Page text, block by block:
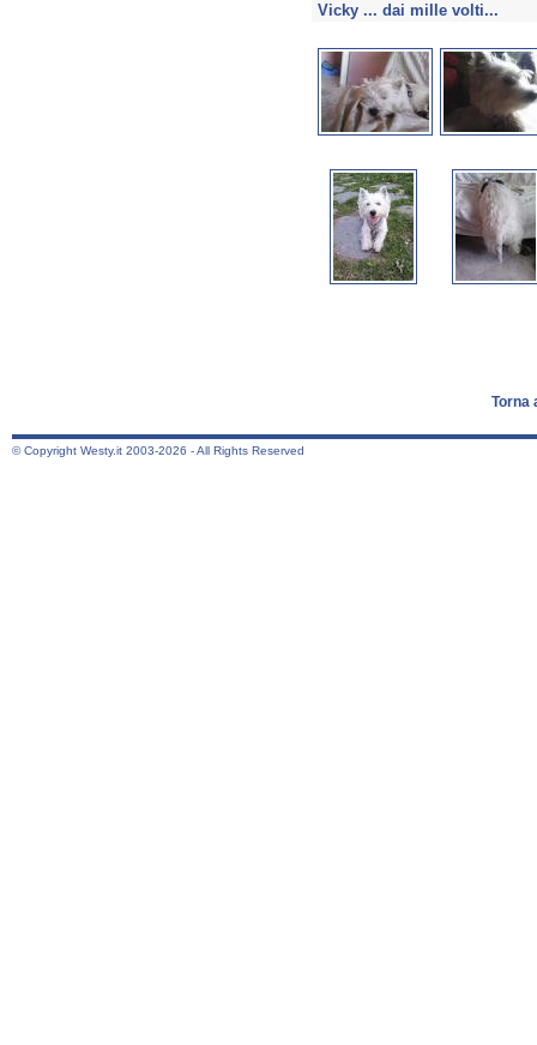
Vicky ... dai mille volti...
Torna
© Copyright Westy.it 2003-2026 - All Rights Reserved